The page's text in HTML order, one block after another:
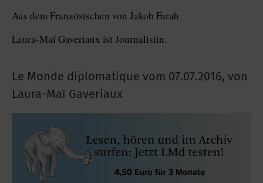
Aus dem Französischen von Jakob Farah
Laura-Maï Gaveriaux ist Journalistin.
Le Monde diplomatique vom 07.07.2016, von
Laura-Maї Gaveriaux